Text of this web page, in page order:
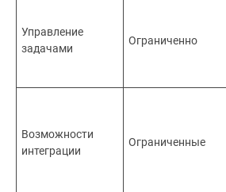
Управление
задачами
Ограниченно
Возможности
интеграции
Ограниченные